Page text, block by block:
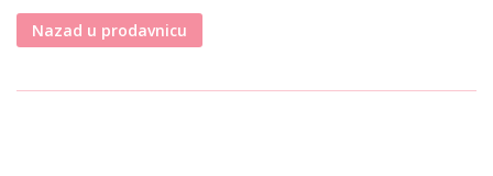
Nazad u prodavnicu